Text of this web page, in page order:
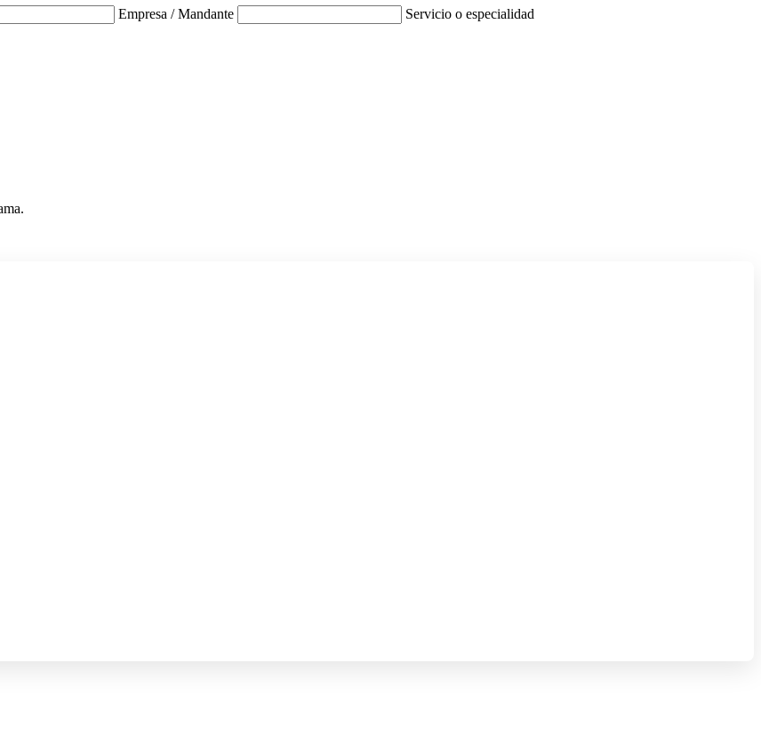
Empresa / Mandante Servicio o especialidad